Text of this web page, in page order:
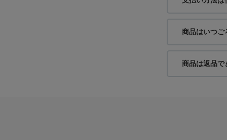
商品はいつご
商品は返品で